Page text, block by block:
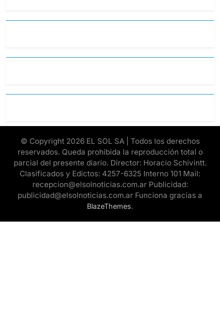
© Copyright 2026 EL SOL SA | Todos los derechos
reservados. Queda prohibida la reproducción total o
parcial del presente diario. Director: Horacio Schivintt.
Clasificados y Edictos: 4257-6325 Interno 101 Mail:
recepcion@elsolnoticias.com.ar Publicidad:
publicidad@elsolnoticias.com.ar Funciona gracias a
BlazeThemes.